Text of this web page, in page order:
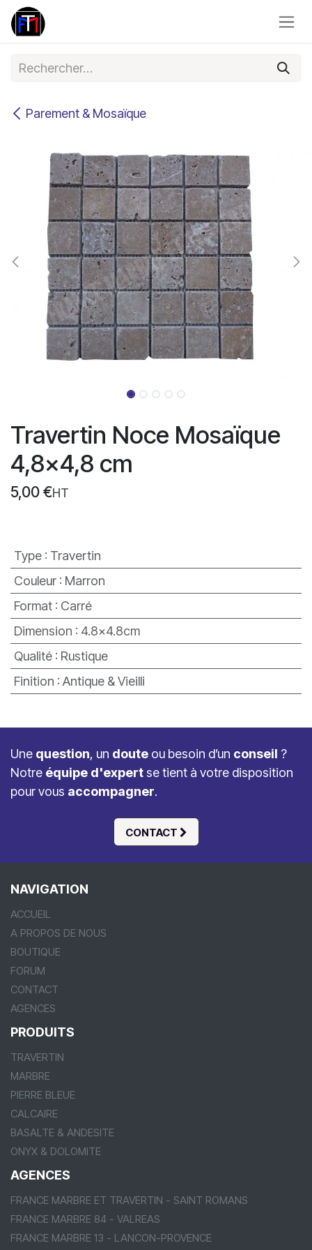
Se rendre au contenu
Parement & Mosaïque
Travertin Noce Mosaïque
4,8x4,8 cm
5,00 €HT
Type: Travertin
Couleur: Marron
Format: Carré
Dimension : 4.8x4.8cm
Qualité: Rustique
Finition : Antique & Vieilli
CONTACT
Une question, un doute ou besoin d’un conseil ?
Notre équipe d'expert se tient à votre disposition
pour vous accompagner.
NAVIGATION
ACCUEIL
A PROPOS DE NOUS
BOUTIQUE
FORUM
CONTACT
AGENCES
PRODUITS
TRAVERTIN
MARBRE
PIERRE BLEUE
CALCAIRE
BASALTE & ANDESITE
ONYX & DOLOMITE
AGENCES
FRANCE MARBRE ET TRAVERTIN - SAINT ROMANS
FRANCE MARBRE 84 - VALREAS
FRANCE MARBRE 13 - LANCON-PROVENCE